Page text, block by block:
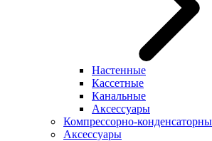
Настенные
Кассетные
Канальные
Аксессуары
Компрессорно-
Аксессуары